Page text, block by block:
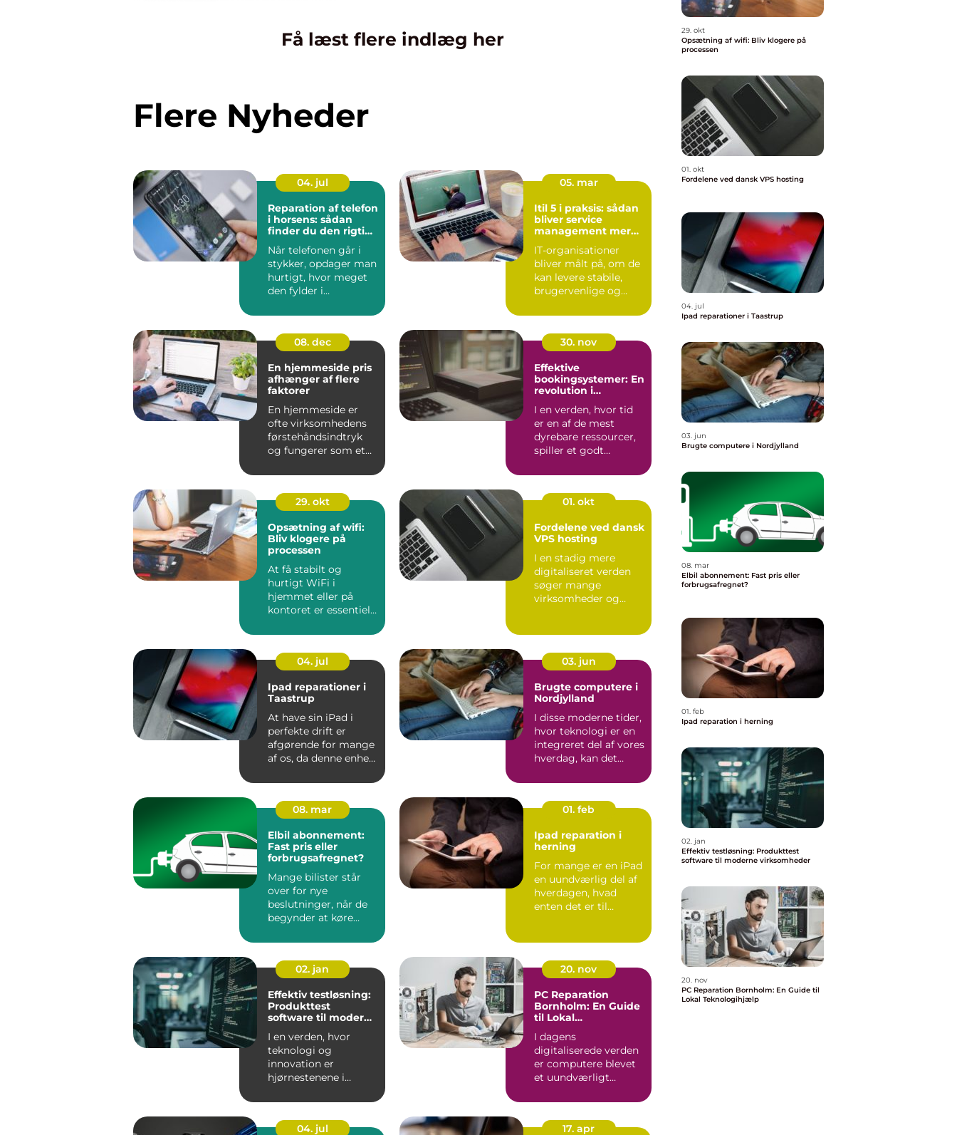
Få læst flere indlæg her
Flere Nyheder
04. jul
Reparation af telefon
i horsens: sådan
finder du den rigtige
Når telefonen går i
stykker, opdager man
hurtigt, hvor meget
den fylder i
bruges til ...
05. mar
Itil 5 i praksis: sådan
bliver service
management mere
værdiskabende
IT-organisationer
bliver målt på, om de
kan levere stabile,
brugervenlige og
service...
08. dec
En hjemmeside pris
afhænger af flere
faktorer
En hjemmeside er
ofte virksomhedens
førstehåndsindtryk
og fungerer som et
30. nov
Effektive
bookingsystemer: En
revolution i
I en verden, hvor tid
er en af de mest
dyrebare ressourcer,
spiller et godt
essenti...
29. okt
Opsætning af wifi:
Bliv klogere på
processen
At få stabilt og
hurtigt WiFi i
hjemmet eller på
kontoret er essentielt
01. okt
Fordelene ved dansk
VPS hosting
I en stadig mere
digitaliseret verden
søger mange
virksomheder og
04. jul
Ipad reparationer i
Taastrup
At have sin iPad i
perfekte drift er
afgørende for mange
af os, da denne enhed
03. jun
Brugte computere i
Nordjylland
I disse moderne tider,
hvor teknologi er en
integreret del af vores
hverdag, kan det
08. mar
Elbil abonnement:
Fast pris eller
forbrugsafregnet?
Mange bilister står
over for nye
beslutninger, når de
begynder at køre
01. feb
Ipad reparation i
herning
For mange er en iPad
en uundværlig del af
hverdagen, hvad
enten det er til
02. jan
Effektiv testløsning:
Produkttest
software til moderne
I en verden, hvor
teknologi og
innovation er
hjørnestenene i
det afg&oslas...
20. nov
PC Reparation
Bornholm: En Guide
til Lokal
I dagens
digitaliserede verden
er computere blevet
et uundværligt
arbejds...
04. jul
17. apr
29. okt
Opsætning af wifi: Bliv klogere på
processen
01. okt
Fordelene ved dansk VPS hosting
04. jul
Ipad reparationer i Taastrup
03. jun
Brugte computere i Nordjylland
08. mar
Elbil abonnement: Fast pris eller
forbrugsafregnet?
01. feb
Ipad reparation i herning
02. jan
Effektiv testløsning: Produkttest
software til moderne virksomheder
20. nov
PC Reparation Bornholm: En Guide til
Lokal Teknologihjælp